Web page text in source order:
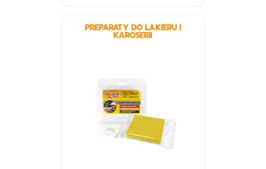
PREPARATY DO LAKIERU I
KAROSERII